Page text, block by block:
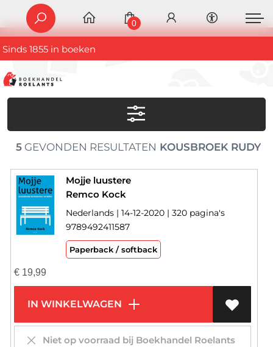
Sinds 1855 in boeken
0
5GEVONDEN RESULTATEN KOUSBROEK RUDY
Mojje luustere
Remco Kock
Nederlands | 14-12-2020 | 320 pagina's
9789492411587
Paperback / softback
€19,99
IN WINKELWAGEN
Niet op voorraad bij Boekhandel Roelants